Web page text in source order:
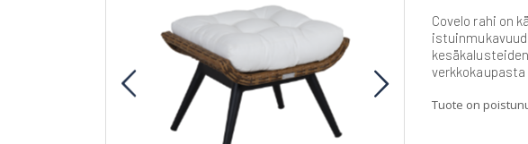
Covelo rahi on
Tuote on